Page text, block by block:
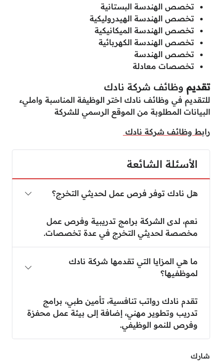
تخصص الهندسة البستانية
تخصص الهندسة الهيدروليكية
تخصص الهندسة الميكانيكية
تخصص الهندسة الكهربائية
تخصص الهندسة
تخصصات معادلة
تقديم وظائف شركة نادك
للتقديم في وظائف نادك اختر الوظيفة المناسبة وامليء
البيانات المطلوبة من الموقع الرسمي للشركة
رابط وظائف شركة نادك
الأسئلة الشائعة
هل نادك توفر فرص عمل لحديثي التخرج؟
نعم، لدى الشركة برامج تدريبية وفرص عمل
مخصصة لحديثي التخرج في عدة تخصصات.
ما هي المزايا التي تقدمها شركة نادك
لموظفيها؟
تقدم نادك رواتب تنافسية، تأمين طبي، برامج
تدريب وتطوير مهني، إضافة إلى بيئة عمل محفزة
وفرص للنمو الوظيفي.
شارك